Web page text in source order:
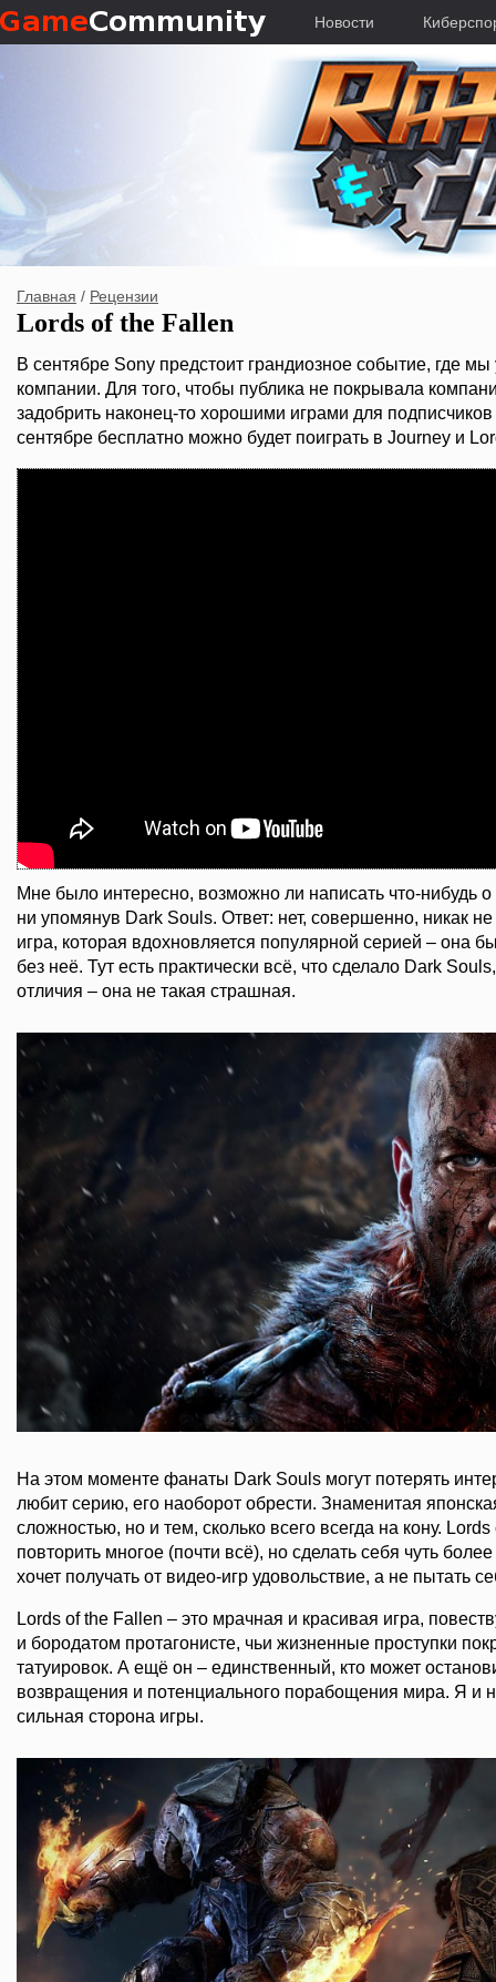
Новости
Главная / Рецензии
Lords of the Fallen
В сентябре Sony предстоит грандиозное событие, где
компании. Для того, чтобы публика не покрывала
задобрить наконец-то хорошими играми для
сентябре бесплатно можно будет поиграть в Journey и
Мне было интересно, возможно ли написать что-нибудь
ни упомянув Dark Souls. Ответ: нет, совершенно, никак
игра, которая вдохновляется популярной серией – она
без неё. Тут есть практически всё, что сделало Dark
отличия – она не такая страшная.
На этом моменте фанаты Dark Souls могут потерять
любит серию, его наоборот обрести. Знаменитая
сложностью, но и тем, сколько всего всегда на кону.
повторить многое (почти всё), но сделать себя чуть
хочет получать от видео-игр удовольствие, а не пытать
Lords of the Fallen – это мрачная и красивая игра,
и бородатом протагонисте, чьи жизненные проступки
татуировок. А ещё он – единственный, кто может
возвращения и потенциального порабощения мира. Я и
сильная сторона игры.